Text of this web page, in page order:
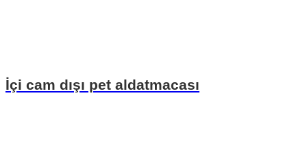
İçi cam dışı pet aldatmacası